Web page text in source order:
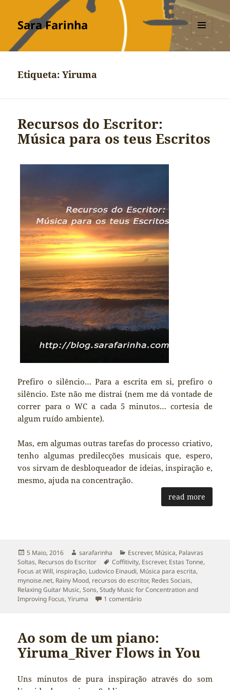
Sara Farinha
MENU
Etiqueta:Yiruma
Recursos do Escritor:
Música para os teus Escritos
Prefiro o silêncio… Para a escrita em si, prefiro o
silêncio. Este não me distrai (nem me dá vontade de
correr para o WC a cada 5 minutos… cortesia de
algum ruído ambiente).
Mas, em algumas outras tarefas do processo criativo,
tenho algumas predilecções musicais que, espero,
vos sirvam de desbloqueador de ideias, inspiração e,
mesmo, ajuda na concentração.
read more
Publicado
a
5 Maio, 2016 Autor
sarafarinha Categorias
Escrever, Música, Palavras
Soltas, Recursos do Escritor Etiquetas
Coffitivity, Escrever, Estas Tonne,
Focus at Will, inspiração, Ludovico Einaudi, Música para escrita,
mynoise.net, Rainy Mood, recursos do escritor, Redes Sociais,
Relaxing Guitar Music,Sons,Study Music for Concentration and
Improving Focus,Yiruma 1 comentárioem Recursos do Escritor:
Ao som de um piano:
Yiruma_River Flows in You
Uns minutos de pura inspiração através do som